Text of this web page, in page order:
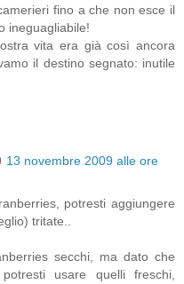
fino a che non esce il
ineguagliabile!
vita era già così ancora
il destino segnato: inutile
13 novembre 2009 alle ore
potresti aggiungere
tritate..
secchi, ma dato che
usare quelli freschi,